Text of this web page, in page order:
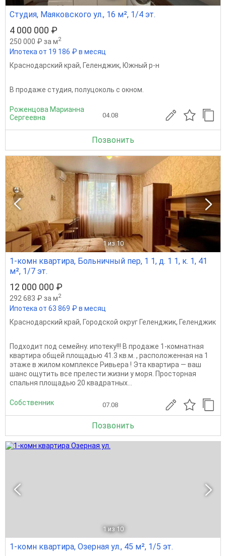
Студия, Маяковского ул., 16 м², 1/4 эт.
4 000 000 ₽
250 000 ₽ за м2
Ипотека от 19 186 ₽ в месяц
Краснодарский край, Геленджик, Южный р-н
В продаже студия, полуцоколь с окном.
Роженцова Марианна
Сергеевна
04.08
Позвонить
1 из 10
1-комн квартира, Больничный пер, 1 1, д. 1 1, к. 1, 41
м², 1/7 эт.
12 000 000 ₽
292 683 ₽ за м2
Ипотека от 63 869 ₽ в месяц
Краснодарский край, Городской округ Геленджик, Геленджик
Подходит под семейну. ипотеку!!! В продаже 1-комнатная
квартира общей площадью 41.3 кв.м. , расположенная на 1
этаже в жилом комплексе Ривьера ! Эта квартира — ваш
шанс ощутить все прелести жизни у моря. Просторная
спальня площадью 20 квадратных...
Собственник 07.08
Позвонить
1 из 10
1-комн квартира, Озерная ул., 45 м², 1/5 эт.